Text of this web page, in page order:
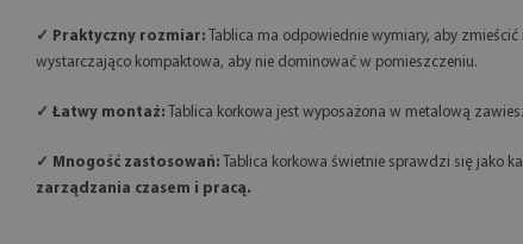
✓ Praktyczny rozmiar: Tablica ma odpowiednie wymiary, aby
wystarczająco kompaktowa, aby nie dominować w pomieszczeniu.
✓ Łatwy montaż: Tablica korkowa jest wyposażona w metalową
✓ Mnogość zastosowań: Tablica korkowa świetnie sprawdzi się jako
zarządzania czasem i pracą.